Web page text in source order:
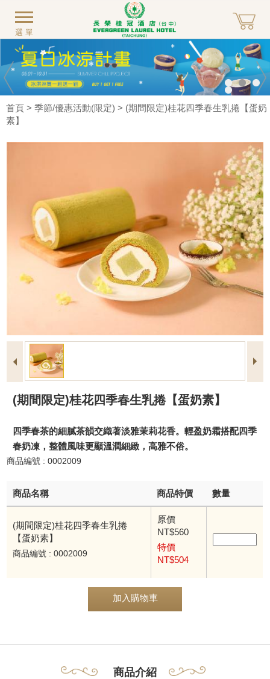
選單
首頁 > 季節/優惠活動(限定) > (期間限定)桂花四季春生乳捲【蛋奶
素】
(期間限定)桂花四季春生乳捲【蛋奶素】
四季春茶的細膩茶韻交織著淡雅茉莉花香。輕盈奶霜搭配四季
春奶凍，整體風味更顯溫潤細緻，高雅不俗。
商品編號 : 0002009
商品名稱 商品特價 數量
(期間限定)桂花四季春生乳捲
【蛋奶素】
商品編號 : 0002009
原價
NT$560
特價
NT$504
加入購物車
商品介紹